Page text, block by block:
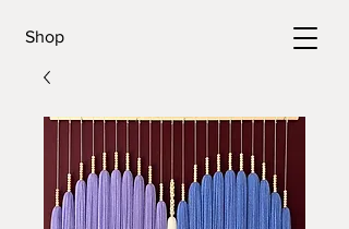
Shop